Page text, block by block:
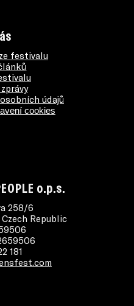
festivalu
údajů
cookies
o.p.s.
258/6
Republic
181